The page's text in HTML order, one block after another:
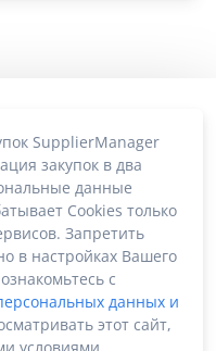
SupplierManager
закупок в два
данные
Cookies только
Запретить
в настройках Вашего
с
данных и
этот сайт,